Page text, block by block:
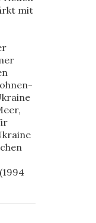
mit